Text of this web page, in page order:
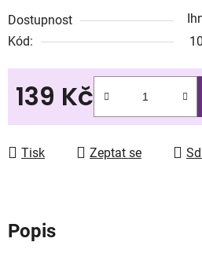
Dostupnost
Kód:
139 Kč
Tisk Zeptat se
Popis